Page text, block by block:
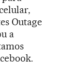
Outage
a